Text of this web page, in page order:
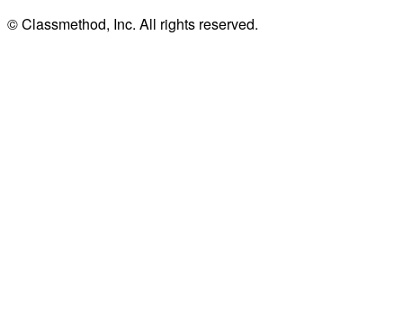
© Classmethod, Inc. All rights reserved.